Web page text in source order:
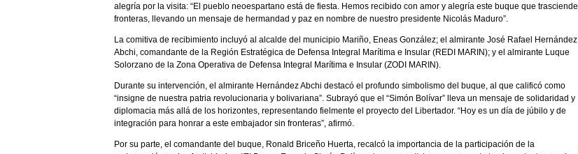
alegría por la visita: “El pueblo neoespartano está de fiesta. Hemos recibido con amor y alegría este buque que trasciende
fronteras, llevando un mensaje de hermandad y paz en nombre de nuestro presidente Nicolás Maduro”.
La comitiva de recibimiento incluyó al alcalde del municipio Mariño, Eneas González; el almirante José Rafael Hernández
Abchi, comandante de la Región Estratégica de Defensa Integral Marítima e Insular (REDI MARIN); y el almirante Luque
Solorzano de la Zona Operativa de Defensa Integral Marítima e Insular (ZODI MARIN).
Durante su intervención, el almirante Hernández Abchi destacó el profundo simbolismo del buque, al que calificó como
“insigne de nuestra patria revolucionaria y bolivariana”. Subrayó que el “Simón Bolívar” lleva un mensaje de solidaridad y
diplomacia más allá de los horizontes, representando fielmente el proyecto del Libertador. “Hoy es un día de júbilo y de
integración para honrar a este embajador sin fronteras”, afirmó.
Por su parte, el comandante del buque, Ronald Briceño Huerta, recalcó la importancia de la participación de la